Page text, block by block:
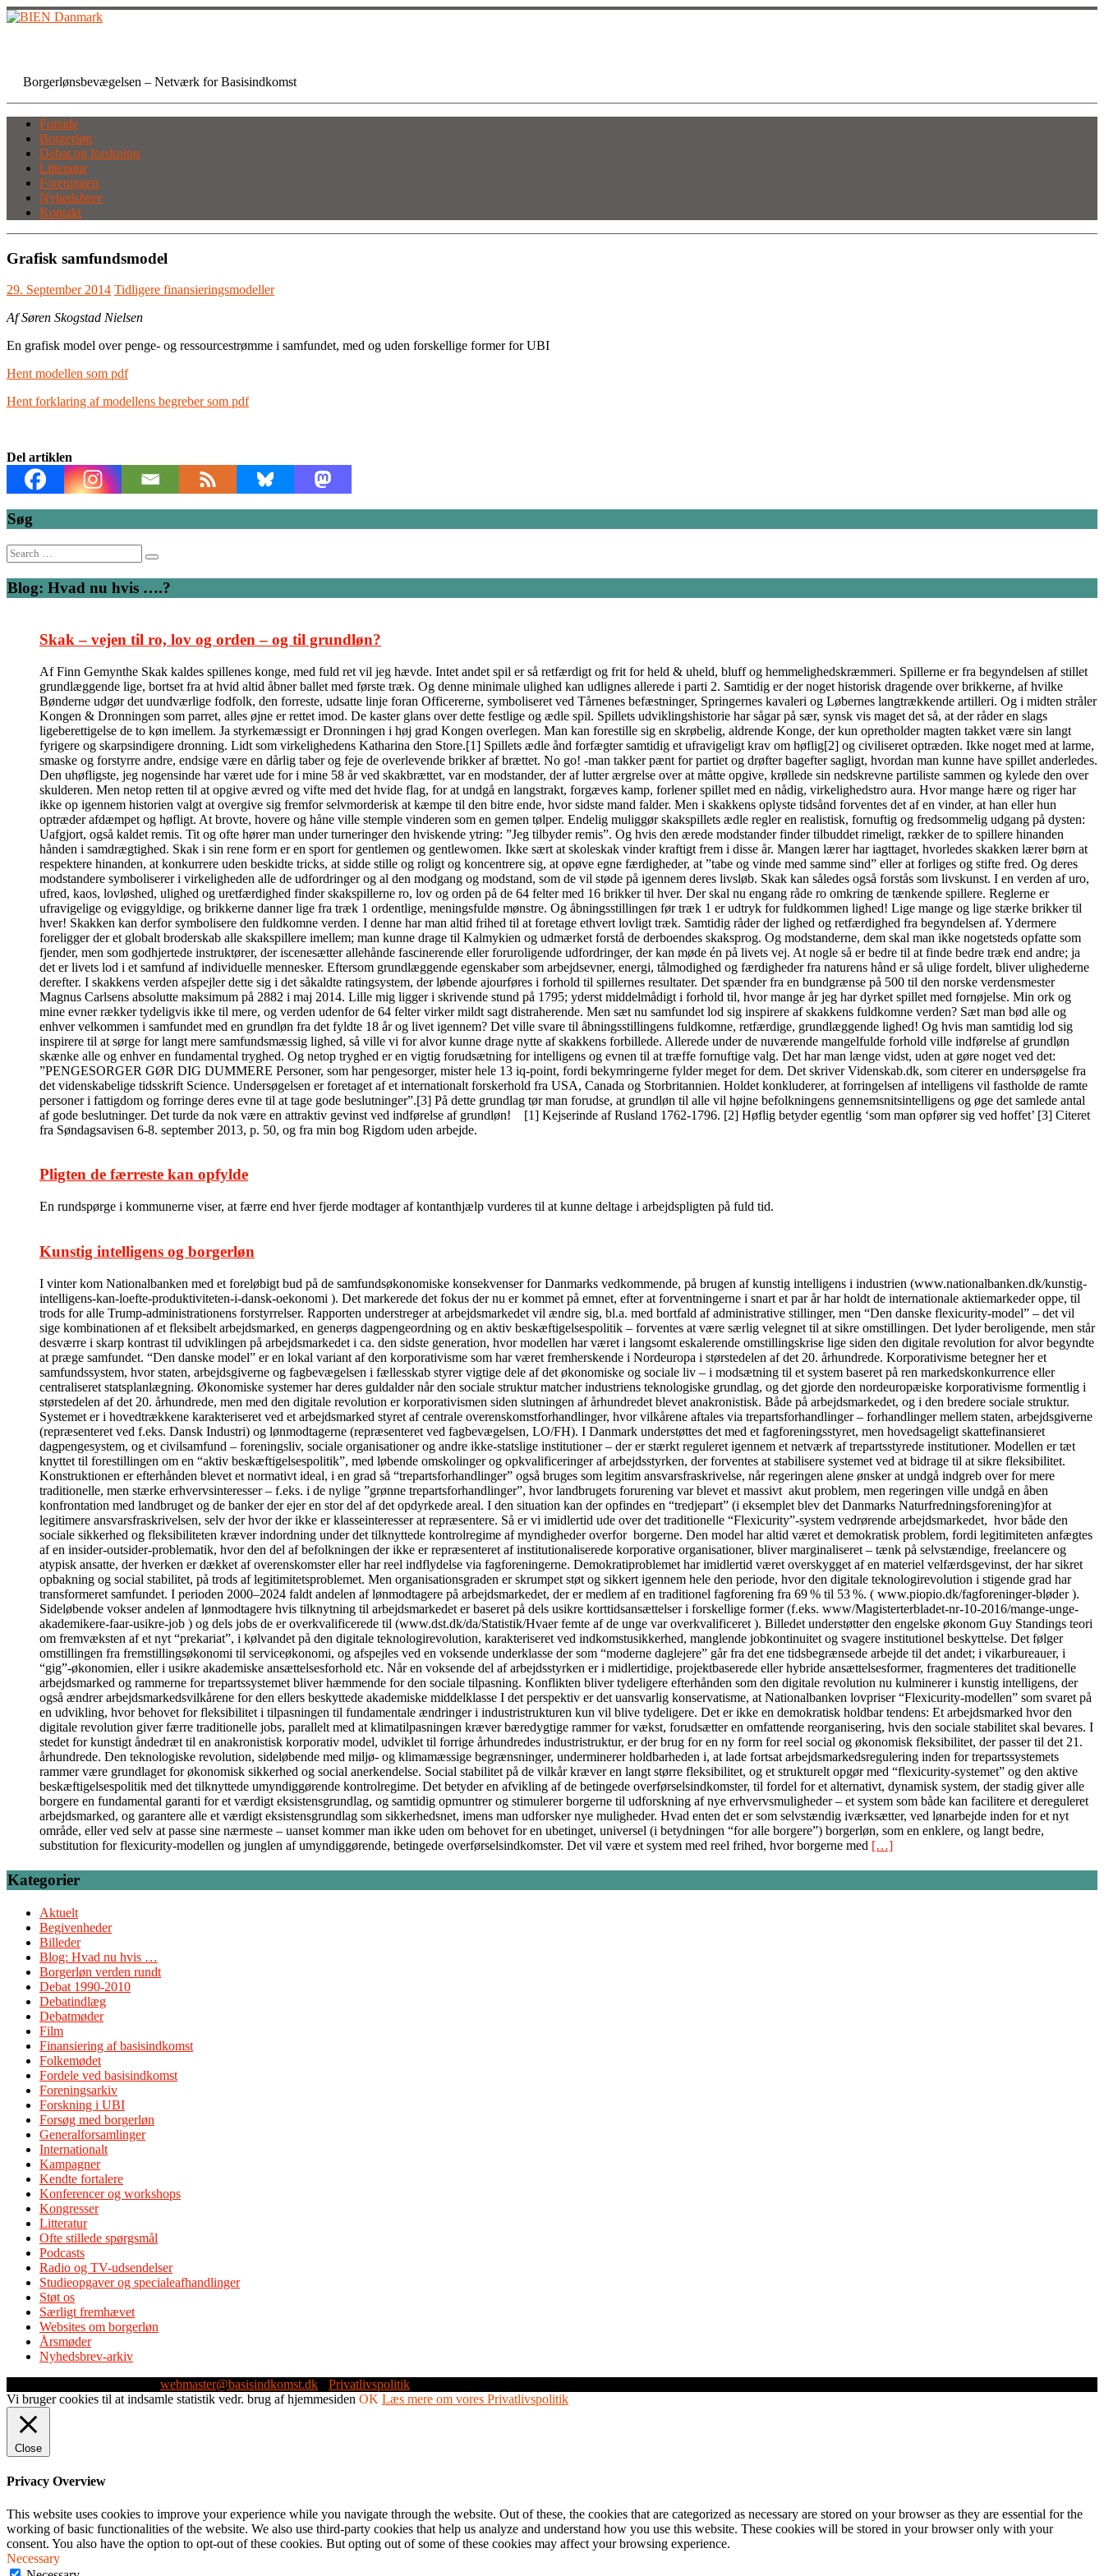
Skip
to
Borgerlønsbevægelsen – Netværk for Basisindkomst
Forside
Borgerløn
Debat og forskning
Litteratur
Foreningen
Nyhedsbrev
Kontakt
Grafisk samfundsmodel
29. September 2014 Tidligere finansieringsmodeller
Af Søren Skogstad Nielsen
En grafisk model over penge- og ressourcestrømme i samfundet, med og uden forskellige former for UBI
Hent modellen som pdf
Hent forklaring af modellens begreber som pdf
Del artiklen
Søg
Search
for:
Blog: Hvad nu hvis ….?
Skak – vejen til ro, lov og orden – og til grundløn?
Af Finn Gemynthe Skak kaldes spillenes konge, med fuld ret vil jeg hævde. Intet andet spil er så retfærdigt og frit for held & uheld, bluff og hemmelighedskræmmeri. Spillerne er fra begyndelsen af stillet
grundlæggende lige, bortset fra at hvid altid åbner ballet med første træk. Og denne minimale ulighed kan udlignes allerede i parti 2. Samtidig er der noget historisk dragende over brikkerne, af hvilke
Bønderne udgør det uundværlige fodfolk, den forreste, udsatte linje foran Officererne, symboliseret ved Tårnenes befæstninger, Springernes kavaleri og Løbernes langtrækkende artilleri. Og i midten stråler
Kongen & Dronningen som parret, alles øjne er rettet imod. De kaster glans over dette festlige og ædle spil. Spillets udviklingshistorie har sågar på sær, synsk vis maget det så, at der råder en slags
ligeberettigelse de to køn imellem. Ja styrkemæssigt er Dronningen i høj grad Kongen overlegen. Man kan forestille sig en skrøbelig, aldrende Konge, der kun opretholder magten takket være sin langt
fyrigere og skarpsindigere dronning. Lidt som virkelighedens Katharina den Store.[1] Spillets ædle ånd forfægter samtidig et ufravigeligt krav om høflig[2] og civiliseret optræden. Ikke noget med at larme,
smaske og forstyrre andre, endsige være en dårlig taber og feje de overlevende brikker af brættet. No go! -man takker pænt for partiet og drøfter bagefter sagligt, hvordan man kunne have spillet anderledes.
Den uhøfligste, jeg nogensinde har været ude for i mine 58 år ved skakbrættet, var en modstander, der af lutter ærgrelse over at måtte opgive, krøllede sin nedskrevne partiliste sammen og kylede den over
skulderen. Men netop retten til at opgive ævred og vifte med det hvide flag, for at undgå en langstrakt, forgæves kamp, forlener spillet med en nådig, virkelighedstro aura. Hvor mange hære og riger har
ikke op igennem historien valgt at overgive sig fremfor selvmorderisk at kæmpe til den bitre ende, hvor sidste mand falder. Men i skakkens oplyste tidsånd forventes det af en vinder, at han eller hun
optræder afdæmpet og høfligt. At brovte, hovere og håne ville stemple vinderen som en gemen tølper. Endelig muliggør skakspillets ædle regler en realistisk, fornuftig og fredsommelig udgang på dysten:
Uafgjort, også kaldet remis. Tit og ofte hører man under turneringer den hviskende ytring: ”Jeg tilbyder remis”. Og hvis den ærede modstander finder tilbuddet rimeligt, rækker de to spillere hinanden
hånden i samdrægtighed. Skak i sin rene form er en sport for gentlemen og gentlewomen. Ikke sært at skoleskak vinder kraftigt frem i disse år. Mangen lærer har iagttaget, hvorledes skakken lærer børn at
respektere hinanden, at konkurrere uden beskidte tricks, at sidde stille og roligt og koncentrere sig, at opøve egne færdigheder, at ”tabe og vinde med samme sind” eller at forliges og stifte fred. Og deres
modstandere symboliserer i virkeligheden alle de udfordringer og al den modgang og modstand, som de vil støde på igennem deres livsløb. Skak kan således også forstås som livskunst. I en verden af uro,
ufred, kaos, lovløshed, ulighed og uretfærdighed finder skakspillerne ro, lov og orden på de 64 felter med 16 brikker til hver. Der skal nu engang råde ro omkring de tænkende spillere. Reglerne er
ufravigelige og eviggyldige, og brikkerne danner lige fra træk 1 ordentlige, meningsfulde mønstre. Og åbningsstillingen før træk 1 er udtryk for fuldkommen lighed! Lige mange og lige stærke brikker til
hver! Skakken kan derfor symbolisere den fuldkomne verden. I denne har man altid frihed til at foretage ethvert lovligt træk. Samtidig råder der lighed og retfærdighed fra begyndelsen af. Ydermere
foreligger der et globalt broderskab alle skakspillere imellem; man kunne drage til Kalmykien og udmærket forstå de derboendes skaksprog. Og modstanderne, dem skal man ikke nogetsteds opfatte som
fjender, men som godhjertede instruktører, der iscenesætter allehånde fascinerende eller foruroligende udfordringer, der kan møde én på livets vej. At nogle så er bedre til at finde bedre træk end andre; ja
det er livets lod i et samfund af individuelle mennesker. Eftersom grundlæggende egenskaber som arbejdsevner, energi, tålmodighed og færdigheder fra naturens hånd er så ulige fordelt, bliver ulighederne
derefter. I skakkens verden afspejler dette sig i det såkaldte ratingsystem, der løbende ajourføres i forhold til spillernes resultater. Det spænder fra en bundgrænse på 500 til den norske verdensmester
Magnus Carlsens absolutte maksimum på 2882 i maj 2014. Lille mig ligger i skrivende stund på 1795; yderst middelmådigt i forhold til, hvor mange år jeg har dyrket spillet med fornøjelse. Min ork og
mine evner rækker tydeligvis ikke til mere, og verden udenfor de 64 felter virker mildt sagt distraherende. Men sæt nu samfundet lod sig inspirere af skakkens fuldkomne verden? Sæt man bød alle og
enhver velkommen i samfundet med en grundløn fra det fyldte 18 år og livet igennem? Det ville svare til åbningsstillingens fuldkomne, retfærdige, grundlæggende lighed! Og hvis man samtidig lod sig
inspirere til at sørge for langt mere samfundsmæssig lighed, så ville vi for alvor kunne drage nytte af skakkens forbillede. Allerede under de nuværende mangelfulde forhold ville indførelse af grundløn
skænke alle og enhver en fundamental tryghed. Og netop tryghed er en vigtig forudsætning for intelligens og evnen til at træffe fornuftige valg. Det har man længe vidst, uden at gøre noget ved det:
”PENGESORGER GØR DIG DUMMERE Personer, som har pengesorger, mister hele 13 iq-point, fordi bekymringerne fylder meget for dem. Det skriver Videnskab.dk, som citerer en undersøgelse fra
det videnskabelige tidsskrift Science. Undersøgelsen er foretaget af et internationalt forskerhold fra USA, Canada og Storbritannien. Holdet konkluderer, at forringelsen af intelligens vil fastholde de ramte
personer i fattigdom og forringe deres evne til at tage gode beslutninger”.[3] På dette grundlag tør man forudse, at grundløn til alle vil højne befolkningens gennemsnitsintelligens og øge det samlede antal
af gode beslutninger. Det turde da nok være en attraktiv gevinst ved indførelse af grundløn! [1] Kejserinde af Rusland 1762-1796. [2] Høflig betyder egentlig ‘som man opfører sig ved hoffet’ [3] Citeret
fra Søndagsavisen 6-8. september 2013, p. 50, og fra min bog Rigdom uden arbejde.
Pligten de færreste kan opfylde
En rundspørge i kommunerne viser, at færre end hver fjerde modtager af kontanthjælp vurderes til at kunne deltage i arbejdspligten på fuld tid.
Kunstig intelligens og borgerløn
I vinter kom Nationalbanken med et foreløbigt bud på de samfundsøkonomiske konsekvenser for Danmarks vedkommende, på brugen af kunstig intelligens i industrien (www.nationalbanken.dk/kunstig-
intelligens-kan-loefte-produktiviteten-i-dansk-oekonomi ). Det markerede det fokus der nu er kommet på emnet, efter at forventningerne i snart et par år har holdt de internationale aktiemarkeder oppe, til
trods for alle Trump-administrationens forstyrrelser. Rapporten understreger at arbejdsmarkedet vil ændre sig, bl.a. med bortfald af administrative stillinger, men “Den danske flexicurity-model” – det vil
sige kombinationen af et fleksibelt arbejdsmarked, en generøs dagpengeordning og en aktiv beskæftigelsespolitik – forventes at være særlig velegnet til at sikre omstillingen. Det lyder beroligende, men står
desværre i skarp kontrast til udviklingen på arbejdsmarkedet i ca. den sidste generation, hvor modellen har været i langsomt eskalerende omstillingskrise lige siden den digitale revolution for alvor begyndte
at præge samfundet. “Den danske model” er en lokal variant af den korporativisme som har været fremherskende i Nordeuropa i størstedelen af det 20. århundrede. Korporativisme betegner her et
samfundssystem, hvor staten, arbejdsgiverne og fagbevægelsen i fællesskab styrer vigtige dele af det økonomiske og sociale liv – i modsætning til et system baseret på ren markedskonkurrence eller
centraliseret statsplanlægning. Økonomiske systemer har deres guldalder når den sociale struktur matcher industriens teknologiske grundlag, og det gjorde den nordeuropæiske korporativisme formentlig i
størstedelen af det 20. århundrede, men med den digitale revolution er korporativismen siden slutningen af århundredet blevet anakronistisk. Både på arbejdsmarkedet, og i den bredere sociale struktur.
Systemet er i hovedtrækkene karakteriseret ved et arbejdsmarked styret af centrale overenskomstforhandlinger, hvor vilkårene aftales via trepartsforhandlinger – forhandlinger mellem staten, arbejdsgiverne
(repræsenteret ved f.eks. Dansk Industri) og lønmodtagerne (repræsenteret ved fagbevægelsen, LO/FH). I Danmark understøttes det med et fagforeningsstyret, men hovedsageligt skattefinansieret
dagpengesystem, og et civilsamfund – foreningsliv, sociale organisationer og andre ikke-statslige institutioner – der er stærkt reguleret igennem et netværk af trepartsstyrede institutioner. Modellen er tæt
knyttet til forestillingen om en “aktiv beskæftigelsespolitik”, med løbende omskolinger og opkvalificeringer af arbejdsstyrken, der forventes at stabilisere systemet ved at bidrage til at sikre fleksibilitet.
Konstruktionen er efterhånden blevet et normativt ideal, i en grad så “trepartsforhandlinger” også bruges som legitim ansvarsfraskrivelse, når regeringen alene ønsker at undgå indgreb over for mere
traditionelle, men stærke erhvervsinteresser – f.eks. i de nylige ”grønne trepartsforhandlinger”, hvor landbrugets forurening var blevet et massivt akut problem, men regeringen ville undgå en åben
konfrontation med landbruget og de banker der ejer en stor del af det opdyrkede areal. I den situation kan der opfindes en “tredjepart” (i eksemplet blev det Danmarks Naturfredningsforening)for at
legitimere ansvarsfraskrivelsen, selv der hvor der ikke er klasseinteresser at repræsentere. Så er vi imidlertid ude over det traditionelle “Flexicurity”-system vedrørende arbejdsmarkedet, hvor både den
sociale sikkerhed og fleksibiliteten kræver indordning under det tilknyttede kontrolregime af myndigheder overfor borgerne. Den model har altid været et demokratisk problem, fordi legitimiteten anfægtes
af en insider-outsider-problematik, hvor den del af befolkningen der ikke er repræsenteret af institutionaliserede korporative organisationer, bliver marginaliseret – tænk på selvstændige, freelancere og
atypisk ansatte, der hverken er dækket af overenskomster eller har reel indflydelse via fagforeningerne. Demokratiproblemet har imidlertid været overskygget af en materiel velfærdsgevinst, der har sikret
opbakning og social stabilitet, på trods af legitimitetsproblemet. Men organisationsgraden er skrumpet støt og sikkert igennem hele den periode, hvor den digitale teknologirevolution i stigende grad har
transformeret samfundet. I perioden 2000–2024 faldt andelen af lønmodtagere på arbejdsmarkedet, der er medlem af en traditionel fagforening fra 69 % til 53 %. ( www.piopio.dk/fagforeninger-bløder ).
Sideløbende vokser andelen af lønmodtagere hvis tilknytning til arbejdsmarkedet er baseret på dels usikre korttidsansættelser i forskellige former (f.eks. www/Magisterterbladet-nr-10-2016/mange-unge-
akademikere-faar-usikre-job ) og dels jobs de er overkvalificerede til (www.dst.dk/da/Statistik/Hvaer femte af de unge var overkvalificeret ). Billedet understøtter den engelske økonom Guy Standings teori
om fremvæksten af et nyt “prekariat”, i kølvandet på den digitale teknologirevolution, karakteriseret ved indkomstusikkerhed, manglende jobkontinuitet og svagere institutionel beskyttelse. Det følger
omstillingen fra fremstillingsøkonomi til serviceøkonomi, og afspejles ved en voksende underklasse der som “moderne daglejere” går fra det ene tidsbegrænsede arbejde til det andet; i vikarbureauer, i
“gig”-økonomien, eller i usikre akademiske ansættelsesforhold etc. Når en voksende del af arbejdsstyrken er i midlertidige, projektbaserede eller hybride ansættelsesformer, fragmenteres det traditionelle
arbejdsmarked og rammerne for trepartssystemet bliver hæmmende for den sociale tilpasning. Konflikten bliver tydeligere efterhånden som den digitale revolution nu kulminerer i kunstig intelligens, der
også ændrer arbejdsmarkedsvilkårene for den ellers beskyttede akademiske middelklasse I det perspektiv er det uansvarlig konservatisme, at Nationalbanken lovpriser “Flexicurity-modellen” som svaret på
en udvikling, hvor behovet for fleksibilitet i tilpasningen til fundamentale ændringer i industristrukturen kun vil blive tydeligere. Det er ikke en demokratisk holdbar tendens: Et arbejdsmarked hvor den
digitale revolution giver færre traditionelle jobs, parallelt med at klimatilpasningen kræver bæredygtige rammer for vækst, forudsætter en omfattende reorganisering, hvis den sociale stabilitet skal bevares. I
stedet for kunstigt åndedræt til en anakronistisk korporativ model, udviklet til forrige århundredes industristruktur, er der brug for en ny form for reel social og økonomisk fleksibilitet, der passer til det 21.
århundrede. Den teknologiske revolution, sideløbende med miljø- og klimamæssige begrænsninger, underminerer holdbarheden i, at lade fortsat arbejdsmarkedsregulering inden for trepartssystemets
rammer være grundlaget for økonomisk sikkerhed og social anerkendelse. Social stabilitet på de vilkår kræver en langt større fleksibilitet, og et strukturelt opgør med “flexicurity-systemet” og den aktive
beskæftigelsespolitik med det tilknyttede umyndiggørende kontrolregime. Det betyder en afvikling af de betingede overførselsindkomster, til fordel for et alternativt, dynamisk system, der stadig giver alle
borgere en fundamental garanti for et værdigt eksistensgrundlag, og samtidig opmuntrer og stimulerer borgerne til udforskning af nye erhvervsmuligheder – et system som både kan facilitere et dereguleret
arbejdsmarked, og garantere alle et værdigt eksistensgrundlag som sikkerhedsnet, imens man udforsker nye muligheder. Hvad enten det er som selvstændig iværksætter, ved lønarbejde inden for et nyt
område, eller ved selv at passe sine nærmeste – uanset kommer man ikke uden om behovet for en ubetinget, universel (i betydningen “for alle borgere”) borgerløn, som en enklere, og langt bedre,
substitution for flexicurity-modellen og junglen af umyndiggørende, betingede overførselsindkomster. Det vil være et system med reel frihed, hvor borgerne med […]
Kategorier
Aktuelt
Begivenheder
Billeder
Blog: Hvad nu hvis …
Borgerløn verden rundt
Debat 1990-2010
Debatindlæg
Debatmøder
Film
Finansiering af basisindkomst
Folkemødet
Fordele ved basisindkomst
Foreningsarkiv
Forskning i UBI
Forsøg med borgerløn
Generalforsamlinger
Internationalt
Kampagner
Kendte fortalere
Konferencer og workshops
Kongresser
Litteratur
Ofte stillede spørgsmål
Podcasts
Radio og TV-udsendelser
Studieopgaver og specialeafhandlinger
Støt os
Særligt fremhævet
Websites om borgerløn
Årsmøder
Nyhedsbrev-arkiv
webmaster@basisindkomst.dk
Privatlivspolitik
Vi bruger cookies til at indsamle statistik vedr. brug af hjemmesiden OK Læs mere om vores Privatlivspolitik
Close
Privacy Overview
This website uses cookies to improve your experience while you navigate through the website. Out of these, the cookies that are categorized as necessary are stored on your browser as they are essential for the
working of basic functionalities of the website. We also use third-party cookies that help us analyze and understand how you use this website. These cookies will be stored in your browser only with your
consent. You also have the option to opt-out of these cookies. But opting out of some of these cookies may affect your browsing experience.
Necessary